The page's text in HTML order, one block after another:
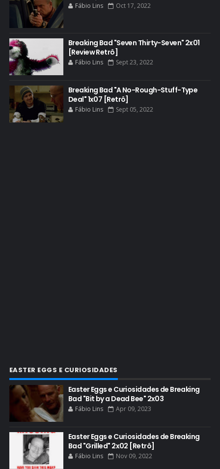
BLOOPERS
BLU-RAY
BOB ODENKIRK
BOB ODENKIRK CINEMA
BOB ODENKIRK TV
BREAKING BAD ART PROJECT
BREAKING BAD HISTORY
BREAKING BAD DA VIDA REAL
CONHEÇA BREAKING BAD
CRITICS CHOICE AWARDS
CURIOSIDADES
DGA AWARDS
DVD
DEAN NORRIS
DOCUMENTÁRIO
Fábio Lins Oct 17, 2022
Breaking Bad "Seven Thirty-Seven" 2x01
[Review Retrô]
Fábio Lins Sept 23, 2022
Breaking Bad "A No-Rough-Stuff-Type
Deal" 1x07 [Retrô]
Fábio Lins Sept 05, 2022
EASTER EGGS E CURIOSIDADES
Easter Eggs e Curiosidades de Breaking
Bad "Bit by a Dead Bee" 2x03
Fábio Lins Apr 09, 2023
Easter Eggs e Curiosidades de Breaking
Bad "Grilled" 2x02 [Retrô]
Fábio Lins Nov 09, 2022